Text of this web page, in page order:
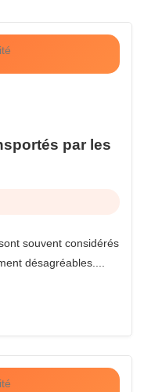
par les
souvent considérés
désagréables....